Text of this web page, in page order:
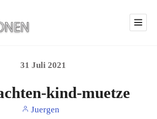
31 Juli 2021
kind-muetze
Juergen